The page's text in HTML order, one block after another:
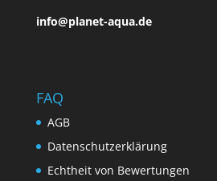
info@planet-aqua.de
FAQ
AGB
Datenschutzerklärung
Echtheit von Bewertungen